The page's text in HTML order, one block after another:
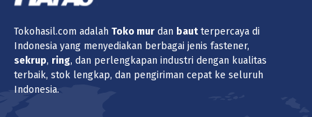
Tokohasil.com adalah Toko mur dan bautterpercaya di
Indonesia yang menyediakan berbagai jenis fastener,
sekrup, ring, dan perlengkapan industri dengan kualitas
terbaik, stok lengkap, dan pengiriman cepat ke seluruh
Indonesia.